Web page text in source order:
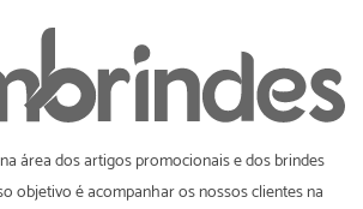
área dos artigos promocionais e dos brindes
objetivo é acompanhar os nossos clientes na